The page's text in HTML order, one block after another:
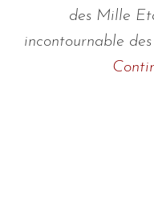
des Mille
incontournable